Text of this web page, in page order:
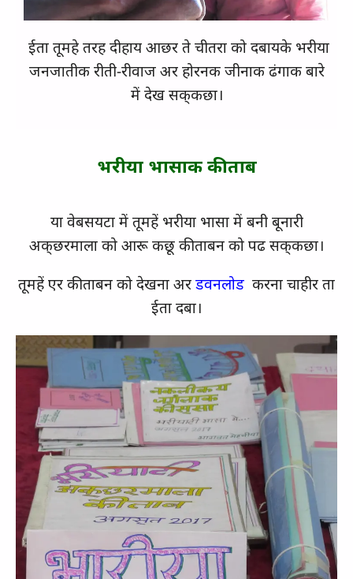
ईता तूमहे तरह दीहाय आछर ते चीतरा को दबायके भरीया
जनजातीक रीती-रीवाज अर होरनक जीनाक ढंगाक बारे
में देख सक्‌कछा।
भरीया भासाक कीताब
या वेबसयटा में तूमहें भरीया भासा में बनी बूनारी
अक्‌छरमाला को आरू कछू कीताबन को पढ सक्‌कछा।
तूमहें एर कीताबन को देखना अरडवनलोड करना चाहीर ता
ईता दबा।